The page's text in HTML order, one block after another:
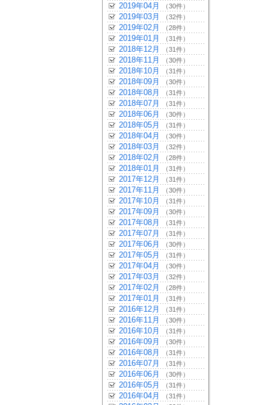
2019年04月 （30件）
2019年03月 （32件）
2019年02月 （28件）
2019年01月 （31件）
2018年12月 （31件）
2018年11月 （30件）
2018年10月 （31件）
2018年09月 （30件）
2018年08月 （31件）
2018年07月 （31件）
2018年06月 （30件）
2018年05月 （31件）
2018年04月 （30件）
2018年03月 （32件）
2018年02月 （28件）
2018年01月 （31件）
2017年12月 （31件）
2017年11月 （30件）
2017年10月 （31件）
2017年09月 （30件）
2017年08月 （31件）
2017年07月 （31件）
2017年06月 （30件）
2017年05月 （31件）
2017年04月 （30件）
2017年03月 （32件）
2017年02月 （28件）
2017年01月 （31件）
2016年12月 （31件）
2016年11月 （30件）
2016年10月 （31件）
2016年09月 （30件）
2016年08月 （31件）
2016年07月 （31件）
2016年06月 （30件）
2016年05月 （31件）
2016年04月 （31件）